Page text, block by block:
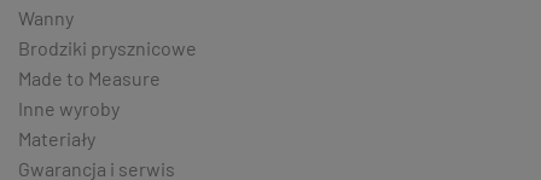
Wanny
Brodziki prysznicowe
Made to Measure
Inne wyroby
Materiały
Gwarancja i serwis